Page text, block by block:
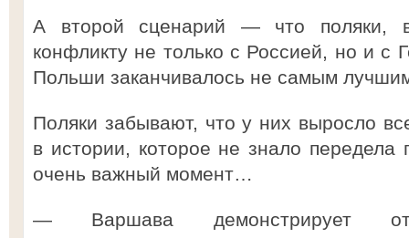
А второй сценарий — что поляки,
конфликту не только с Россией, но и с
Польши заканчивалось не самым
Поляки забывают, что у них выросло
в истории, которое не знало
очень важный момент…
— Варшава демонстрирует